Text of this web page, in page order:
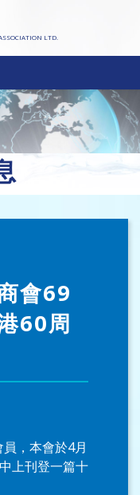
LTD.
會69
60周
本會於4月
上刊登一篇十